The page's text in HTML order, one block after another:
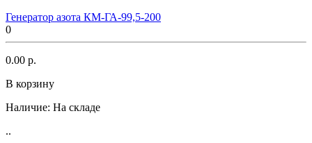
Генератор азота КМ-ГА-99,5-200
0
0.00 р.
В корзину
Наличие: На складе
..